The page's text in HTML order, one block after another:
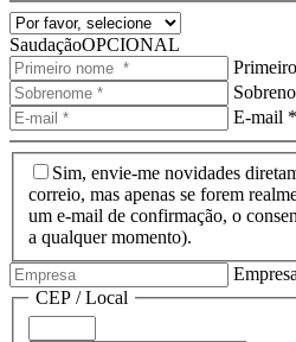
SaudaçãoOPCIONAL
E-mail *
Sim, envie-me novidades
correio, mas apenas se forem
um e-mail de confirmação, o
a qualquer momento).
CEP /­ Local